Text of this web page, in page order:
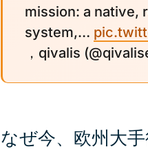
mission: a native,
system,…
，qivalis
なぜ今、欧州大